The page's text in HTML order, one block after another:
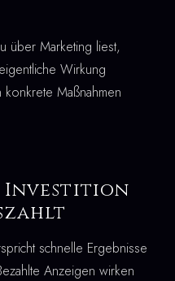
über Marketing liest,
Wirkung
Maßnahmen
Investition
schnelle Ergebnisse
Anzeigen wirken